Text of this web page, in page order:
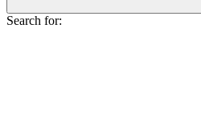
Search for: